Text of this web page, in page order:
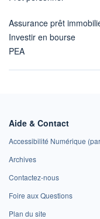
Assurance prêt
Investir en bourse
PEA
Aide & Contact
Accessibilité Numérique
Archives
Contactez-nous
Foire aux Questions
Plan du site